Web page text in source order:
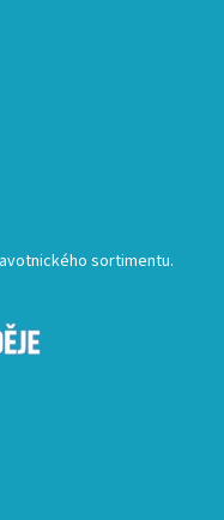
sortimentu.